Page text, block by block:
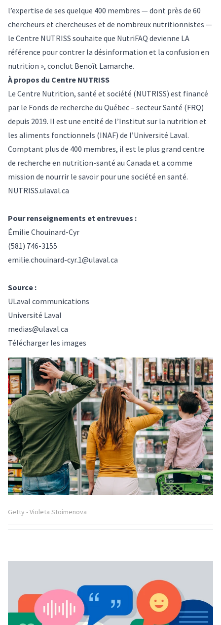
l’expertise de ses quelque 400 membres — dont près de 60
chercheurs et chercheuses et de nombreux nutritionnistes —
le Centre NUTRISS souhaite que NutriFAQ devienne LA
référence pour contrer la désinformation et la confusion en
nutrition », conclut Benoît Lamarche.
À propos du Centre NUTRISS
Le Centre Nutrition, santé et société (NUTRISS) est financé
par le Fonds de recherche du Québec – secteur Santé (FRQ)
depuis 2019. Il est une entité de l’Institut sur la nutrition et
les aliments fonctionnels (INAF) de l’Université Laval.
Comptant plus de 400 membres, il est le plus grand centre
de recherche en nutrition-santé au Canada et a comme
mission de nourrir le savoir pour une société en santé.
NUTRISS.ulaval.ca
Pour renseignements et entrevues :
Émilie Chouinard-Cyr
(581) 746-3155
emilie.chouinard-cyr.1@ulaval.ca
Source :
ULaval communications
Université Laval
medias@ulaval.ca
Télécharger les images
Getty - Violeta Stoimenova